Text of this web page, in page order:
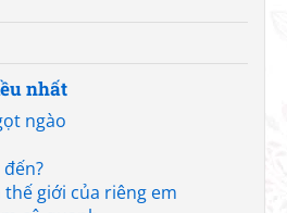
nhất
ngào
thế giới của riêng em